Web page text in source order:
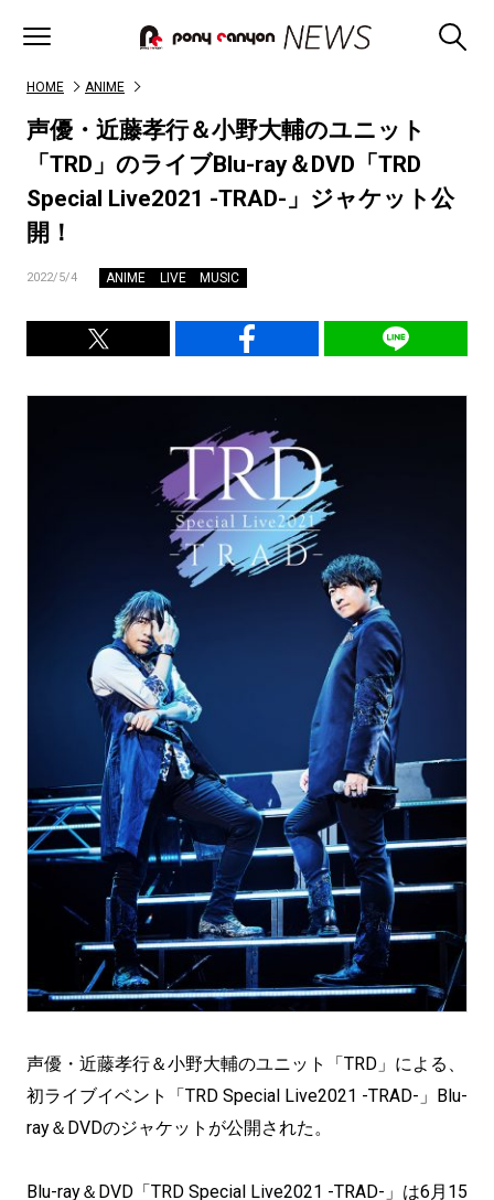
HOME ANIME
声優・近藤孝行＆小野大輔のユニット
「TRD」のライブBlu-ray＆DVD「TRD
Special Live2021 -TRAD-」ジャケット公
開！
2022/5/4 ANIME LIVE MUSIC
声優・近藤孝行＆小野大輔のユニット「TRD」による、
初ライブイベント「TRD Special Live2021 -TRAD-」Blu-
ray＆DVDのジャケットが公開された。
Blu-ray＆DVD「TRD Special Live2021 -TRAD-」は6月15